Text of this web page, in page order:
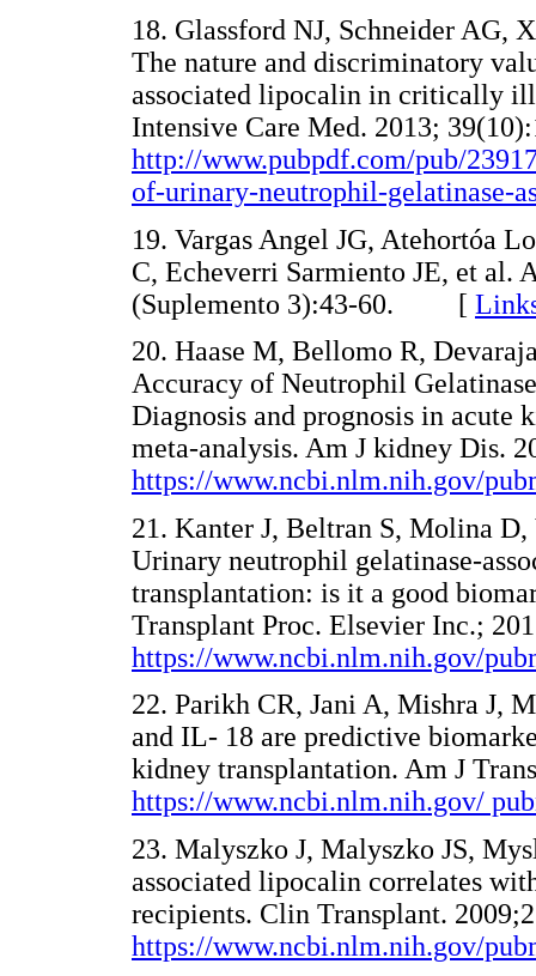
18. Glassford NJ, Schneider AG,
The nature and discriminatory
associated lipocalin in critically
Intensive Care Med. 2013;
http://www.pubpdf.com/pub/
of-urinary-neutrophil-gelatinase-
19. Vargas Angel JG, Atehortóa
C, Echeverri Sarmiento JE, et al.
(Suplemento 3):43-60. [
20. Haase M, Bellomo R,
Accuracy of Neutrophil
Diagnosis and prognosis in acute
meta-analysis. Am J kidney Dis.
https://www.ncbi.nlm.nih.gov/
21. Kanter J, Beltran S, Molina
Urinary neutrophil gelatinase-
transplantation: is it a good
Transplant Proc. Elsevier Inc.;
https://www.ncbi.nlm.nih.gov/
22. Parikh CR, Jani A, Mishra J,
and IL- 18 are predictive
kidney transplantation. Am J
https://www.ncbi.nlm.nih.gov/
23. Malyszko J, Malyszko JS,
associated lipocalin correlates
recipients. Clin Transplant.
https://www.ncbi.nlm.nih.gov/